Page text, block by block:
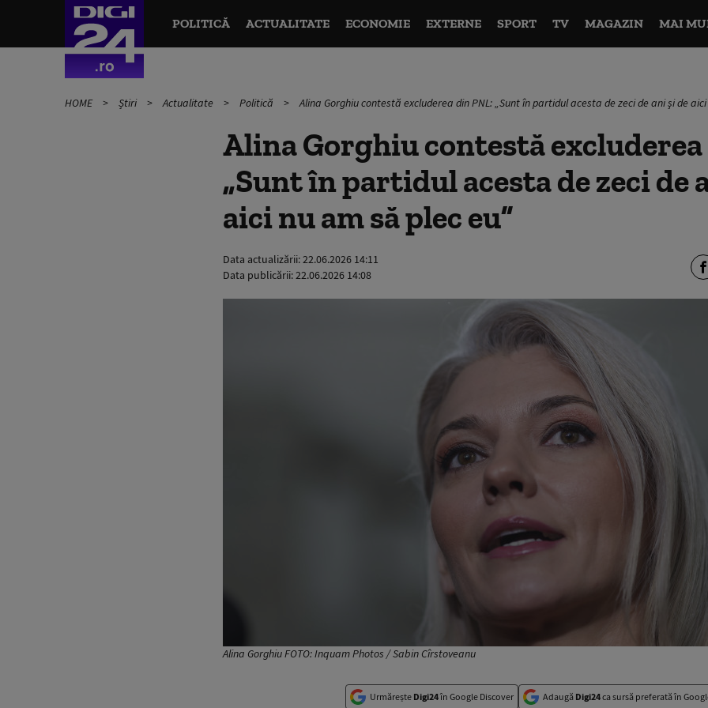
POLITICĂ ACTUALITATE ECONOMIE EXTERNE SPORT TV MAGAZIN MAI
HOME Știri Actualitate Politică Alina Gorghiu contestă excluderea din PNL: „Sunt în partidul acesta de zeci de ani şi de
Alina Gorghiu contestă
„Sunt în partidul acesta de zeci de
aici nu am să plec eu”
Data actualizării:22.06.2026 14:11
Data publicării:22.06.2026 14:08
Alina Gorghiu FOTO: Inquam Photos / Sabin Cîrstoveanu
Urmărește Digi24în Google Discover Adaugă Digi24ca sursă preferată în